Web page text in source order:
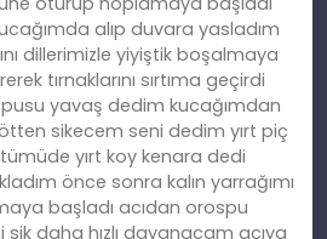
alıp duvara yasladım
dillerimizle yiyiştik boşalmaya
tırnaklarını sırtıma geçirdi
yavaş dedim kucağımdan
sikecem seni dedim yırt piç
yırt koy kenara dedi
önce sonra kalın yarrağımı
başladı acıdan orospu
daha hızlı dayanacam acıya